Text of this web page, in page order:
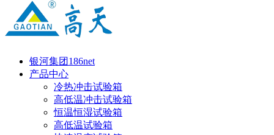
银河集团186net
产品中心
冷热冲击试验箱
高低温冲击试验箱
恒温恒湿试验箱
高低温试验箱